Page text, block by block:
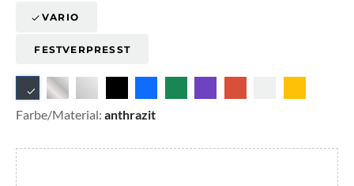
VARIO
FESTVERPRESST
Farbe/Material: anthrazit